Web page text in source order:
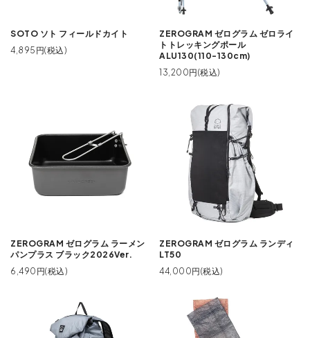
SOTO ソト フィールドカイト
4,895円(税込)
ZEROGRAM ゼログラム ゼロライ
トトレッキングポール
ALU130(110-130cm)
13,200円(税込)
ZEROGRAM ゼログラム ラーメン
パンプラス ブラック2026Ver.
6,490円(税込)
ZEROGRAM ゼログラム ランディ
LT50
44,000円(税込)